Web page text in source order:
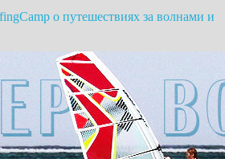
о путешествиях за волнами и